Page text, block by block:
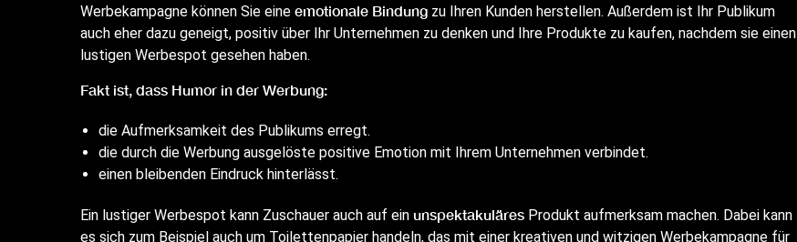
Werbekampagne können Sie eine emotionale Bindung zu Ihren Kunden herstellen. Außerdem ist Ihr Publikum
auch eher dazu geneigt, positiv über Ihr Unternehmen zu denken und Ihre Produkte zu kaufen, nachdem sie einen
lustigen Werbespot gesehen haben.
Fakt ist, dass Humor in der Werbung:
die Aufmerksamkeit des Publikums erregt.
die durch die Werbung ausgelöste positive Emotion mit Ihrem Unternehmen verbindet.
einen bleibenden Eindruck hinterlässt.
Ein lustiger Werbespot kann Zuschauer auch auf ein unspektakuläres Produkt aufmerksam machen. Dabei kann
es sich zum Beispiel auch um Toilettenpapier handeln, das mit einer kreativen und witzigen Werbekampagne für